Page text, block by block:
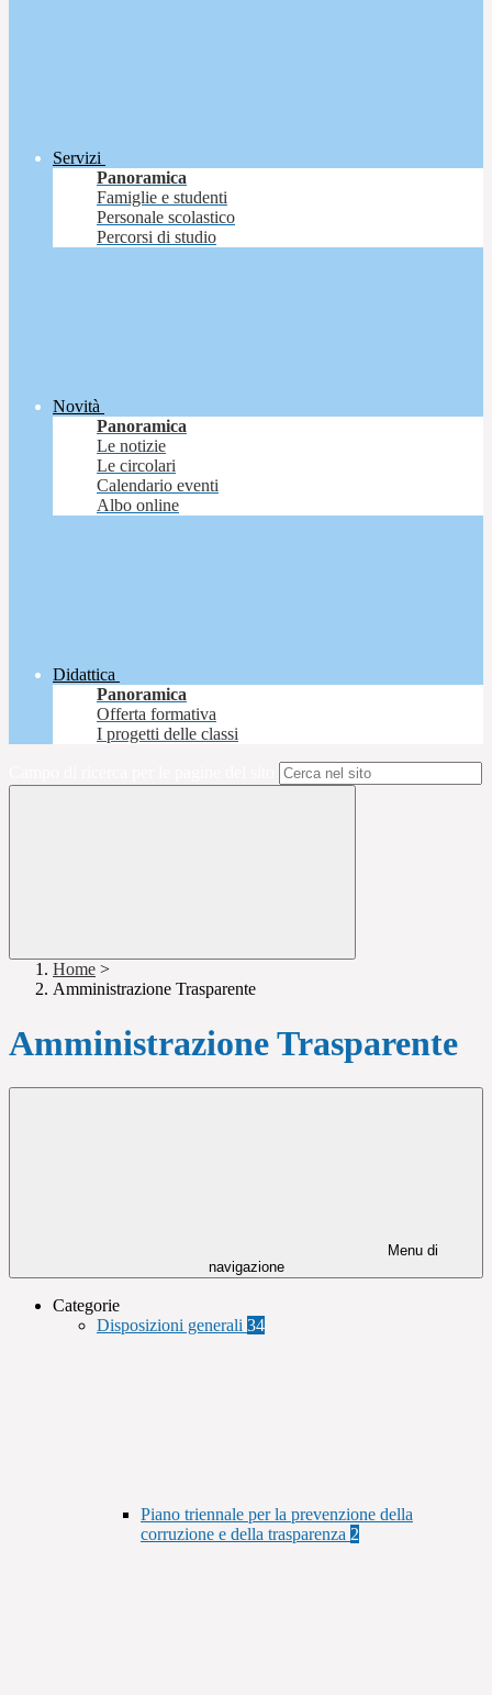
Servizi
Panoramica
Famiglie e studenti
Personale scolastico
Percorsi di studio
Novità
Panoramica
Le notizie
Le circolari
Calendario eventi
Albo online
Didattica
Panoramica
Offerta formativa
I progetti delle classi
Home >
Amministrazione Trasparente
Amministrazione Trasparente
Menu di
navigazione
Categorie
Disposizioni generali 34
Piano triennale per la prevenzione della
corruzione e della trasparenza 2